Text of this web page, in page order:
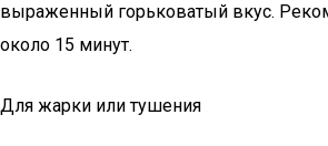
выраженный горьковатый вкус.
около 15 минут.
Для жарки или тушения